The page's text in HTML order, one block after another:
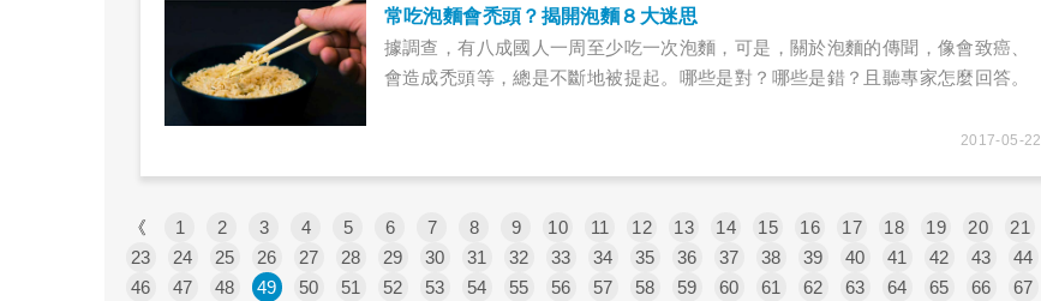
常吃泡麵會禿頭？揭開泡麵８大迷思
據調查，有八成國人一周至少吃一次泡麵，可是，關於泡麵的傳聞，像會致癌、
會造成禿頭等，總是不斷地被提起。哪些是對？哪些是錯？且聽專家怎麼回答。
2017-05-22
《 1 2 3 4 5 6 7 8 9 10 11 12 13 14 15 16 17 18 19 20 21
23
24 25 26 27 28 29 30 31 32 33 34 35 36 37 38 39 40 41 42 43 44
46
47 48 49 50 51 52 53 54 55 56 57 58 59 60 61 62 63 64 65 66 67